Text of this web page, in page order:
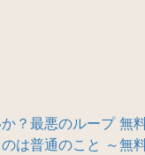
？最悪のループ 無
は普通のこと ～無